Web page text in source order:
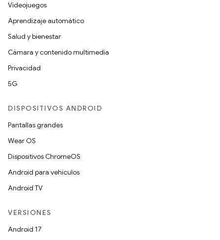
Videojuegos
Aprendizaje automático
Salud y bienestar
Cámara y contenido multimedia
Privacidad
5G
DISPOSITIVOS ANDROID
Pantallas grandes
Wear OS
Dispositivos ChromeOS
Android para vehículos
Android TV
VERSIONES
Android 17